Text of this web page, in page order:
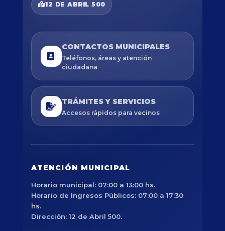
12 DE ABRIL 500
CONTACTOS MUNICIPALES
Teléfonos, áreas y atención
ciudadana
TRÁMITES Y SERVICIOS
Accesos rápidos para vecinos
ATENCIÓN MUNICIPAL
Horario municipal: 07:00 a 13:00 hs.
Horario de Ingresos Públicos: 07:00 a 17:30
hs.
Dirección: 12 de Abril 500.